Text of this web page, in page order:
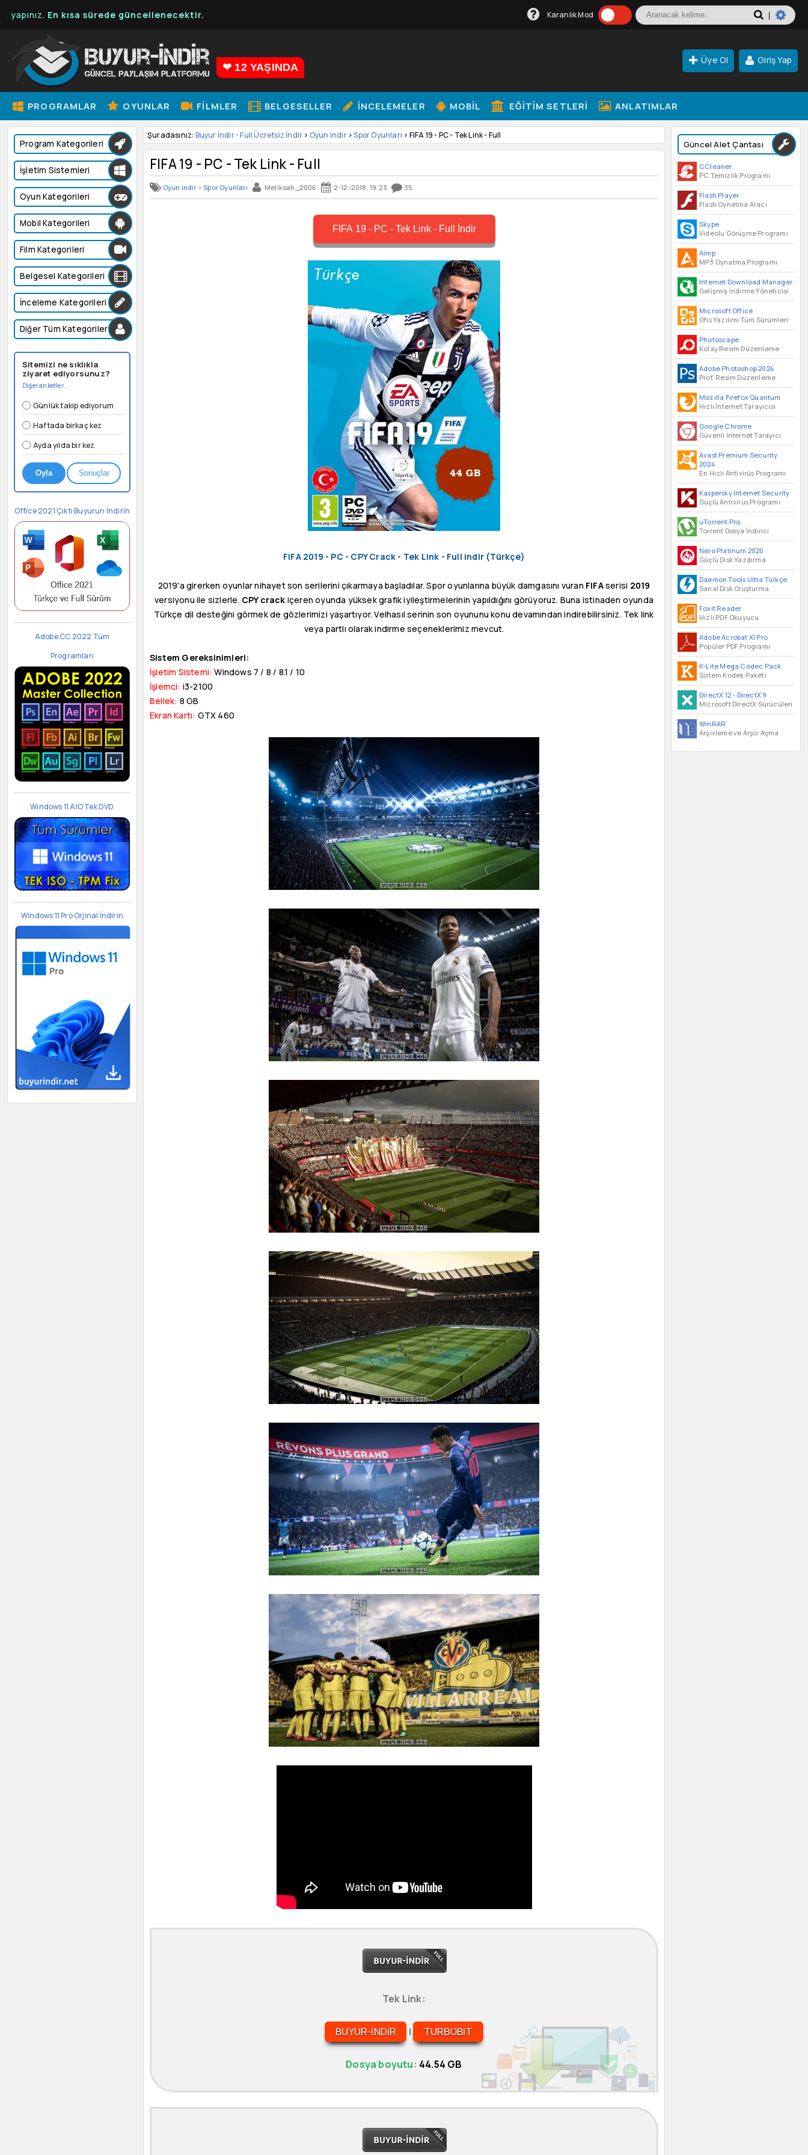
kısa sürede güncellenecektir. Karanlık Mod
❤ 12 YAŞINDA
Üye Ol Giriş Yap
PROGRAMLAR OYUNLAR FILMLER BELGESELLER İNCELEMELER MOBIL EĞITIM SETLERI ANLATIMLAR
Güncel Alet Çantası
CCleaner
PC Temizlik Programı
Flash Player
Flash Oynatma Aracı
Skype
Videolu Görüşme Programı
Aimp
MP3 Oynatma Programı
Internet Download Manager
Gelişmiş İndirme Yöneticisi
Microsoft Office
Ofis Yazılımı Tüm Sürümleri
Photoscape
Kolay Resim Düzenleme
Adobe Photoshop 2024
Prof. Resim Düzenleme
Mozilla Firefox Quantum
Hızlı İnternet Tarayıcısı
Google Chrome
Güvenli İnternet Tarayıcı
Avast Premium Security
2024
En Hızlı Antivirüs Programı
Kaspersky Internet Security
Güçlü Antivirüs Programı
uTorrent Pro
Torrent Dosya İndirici
Nero Platinum 2020
Güçlü Disk Yazdırma
Daemon Tools Ultra Türkçe
Sanal Disk Oluşturma
Foxit Reader
Hızlı PDF Okuyucu
Adobe Acrobat XI Pro
Popüler PDF Programı
K-Lite Mega Codec Pack
Sistem Kodek Paketi
DirectX 12- DirectX 9
Microsoft DirectX Sürücüleri
WinRAR
Arşivleme ve Arşiv Açma
Program Kategorileri
İşletim Sistemleri
Oyun Kategorileri
Mobil Kategorileri
Film Kategorileri
Belgesel Kategorileri
İnceleme Kategorileri
Diğer Tüm Kategoriler
Sitemizi ne sıklıkla
ziyaret ediyorsunuz?
Diğer anketler...
Günlük takip ediyorum
Haftada birkaç kez
Ayda yılda bir kez
Oyla Sonuçlar
Office 2021 Çıktı Buyurun İndirin
Adobe CC 2022 Tüm
Programları
Windows 11 AIO Tek DVD
Windows 11 Pro Orjinal İndirin
Şuradasınız: Buyur İndir - Full Ücretsiz İndir > Oyun indir>Spor Oyunları > FIFA 19 - PC - Tek Link - Full
FIFA 19 - PC - Tek Link - Full
Oyun indir >Spor Oyunları Meliksah_2006 2-12-2018, 19:23 35
FIFA 19 - PC - Tek Link - Full İndir
FIFA 2019 - PC - CPY Crack - Tek Link - Full indir (Türkçe)
2019'a girerken oyunlar nihayet son serilerini çıkarmaya başladılar. Spor oyunlarına büyük damgasını vuran FIFAserisi 2019
versiyonu ile sizlerle. CPY crack içeren oyunda yüksek grafik iyileştirmelerinin yapıldığını görüyoruz. Buna istinaden oyunda
Türkçe dil desteğini görmek de gözlerimizi yaşartıyor. Velhasıl serinin son oyununu konu devamından indirebilirsiniz. Tek link
veya partlı olarak indirme seçeneklerimiz mevcut.
Sistem Gereksinimleri:
İşletim Sistemi: Windows 7 / 8 / 8.1 / 10
İşlemci: i3-2100
Bellek: 8 GB
Ekran Kartı: GTX 460
Tek Link:
BUYUR-INDIR | TURBOBIT
Dosya boyutu: 44.54 GB